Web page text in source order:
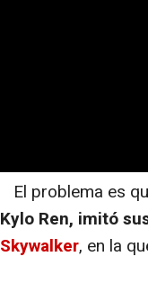
El problema es
Kylo Ren, imitó
Skywalker, en la